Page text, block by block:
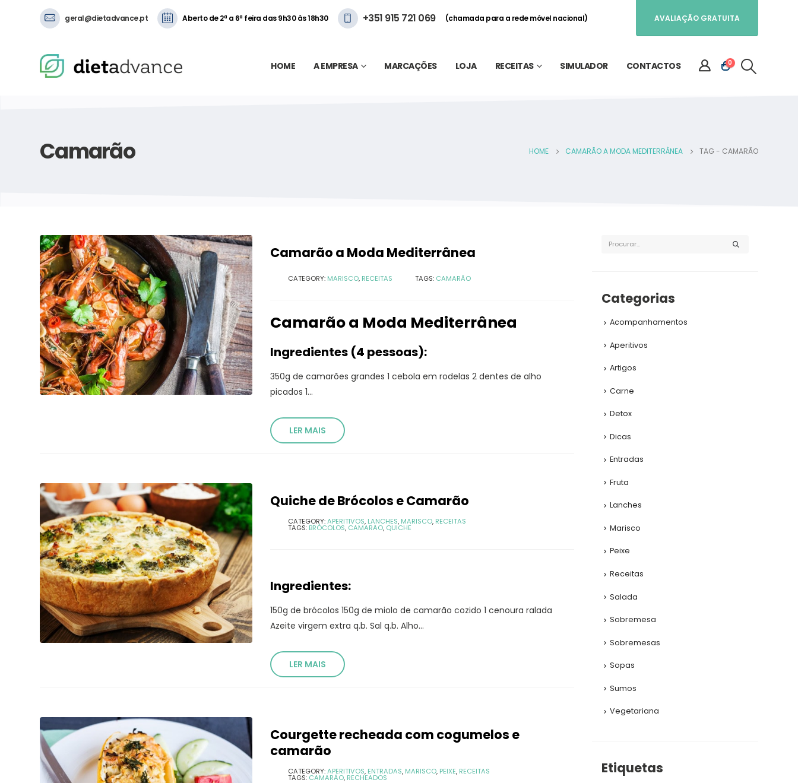
geral@dietadvance.pt Aberto de 2ª a 6ª feira das 9h30 às 18h30 +351 915 721 069 (chamada para a rede móvel nacional) AVALIAÇÃO GRATUITA
HOME A EMPRESA MARCAÇÕES LOJA RECEITAS SIMULADOR CONTACTOS 0
Camarão HOME CAMARÃO A MODA MEDITERRÂNEA TAG - CAMARÃO
Camarão a Moda Mediterrânea
CATEGORY: MARISCO, RECEITAS TAGS: CAMARÃO
Camarão a Moda Mediterrânea
Ingredientes (4 pessoas):
350g de camarões grandes 1 cebola em rodelas 2 dentes de alho
picados 1...
LER MAIS
Quiche de Brócolos e Camarão
CATEGORY:APERITIVOS, LANCHES, MARISCO, RECEITAS
TAGS: BRÓCOLOS, CAMARÃO, QUICHE
Ingredientes:
150g de brócolos 150g de miolo de camarão cozido 1 cenoura ralada
Azeite virgem extra q.b. Sal q.b. Alho...
LER MAIS
Courgette recheada com cogumelos e
camarão
CATEGORY:APERITIVOS, ENTRADAS, MARISCO, PEIXE, RECEITAS
TAGS: CAMARÃO, RECHEADOS
Categorias
Acompanhamentos
Aperitivos
Artigos
Carne
Detox
Dicas
Entradas
Fruta
Lanches
Marisco
Peixe
Receitas
Salada
Sobremesa
Sobremesas
Sopas
Sumos
Vegetariana
Etiquetas